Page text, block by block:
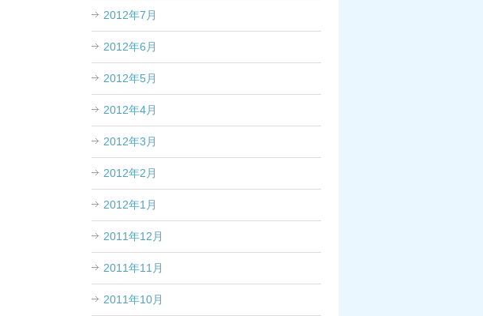
2012年7月
2012年6月
2012年5月
2012年4月
2012年3月
2012年2月
2012年1月
2011年12月
2011年11月
2011年10月